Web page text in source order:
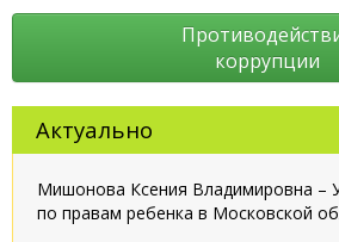
коррупции
Актуально
Мишонова Ксения Владимировна –
по правам ребенка в Московской